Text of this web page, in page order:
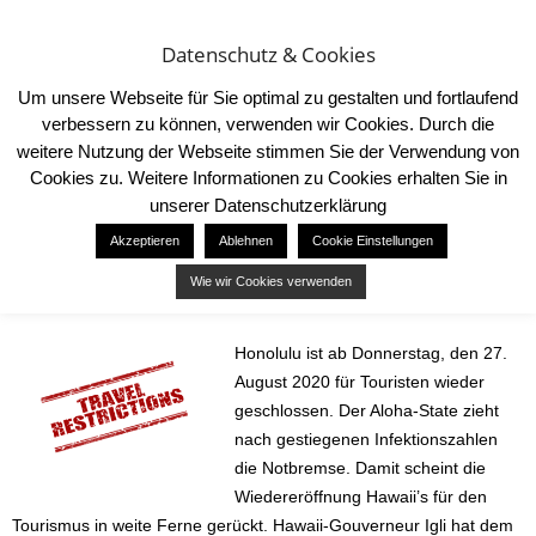
Hawaii macht wieder dicht
Honolulu ist ab Donnerstag, den 27.
August 2020 für Touristen wieder
geschlossen. Der Aloha-State zieht
nach gestiegenen Infektionszahlen
die Notbremse. Damit scheint die
Wiedereröffnung Hawaii’s für den
Tourismus in weite Ferne gerückt. Hawaii-Gouverneur Igli hat dem
Datenschutz & Cookies
Um unsere Webseite für Sie optimal zu gestalten und fortlaufend
verbessern zu können, verwenden wir Cookies. Durch die
weitere Nutzung der Webseite stimmen Sie der Verwendung von
Cookies zu. Weitere Informationen zu Cookies erhalten Sie in
unserer Datenschutzerklärung
Akzeptieren Ablehnen Cookie Einstellungen
Wie wir Cookies verwenden